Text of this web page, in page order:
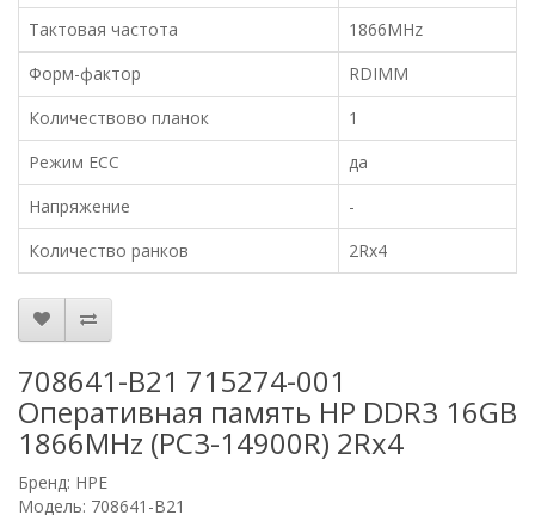
Тактовая частота
1866MHz
Форм-фактор
RDIMM
Количествово планок
1
Режим ECC
да
Напряжение
-
Количество ранков
2Rx4
708641-B21 715274-001
Оперативная память HP DDR3 16GB
1866MHz (PC3-14900R) 2Rx4
Бренд: HPE
Модель: 708641-B21